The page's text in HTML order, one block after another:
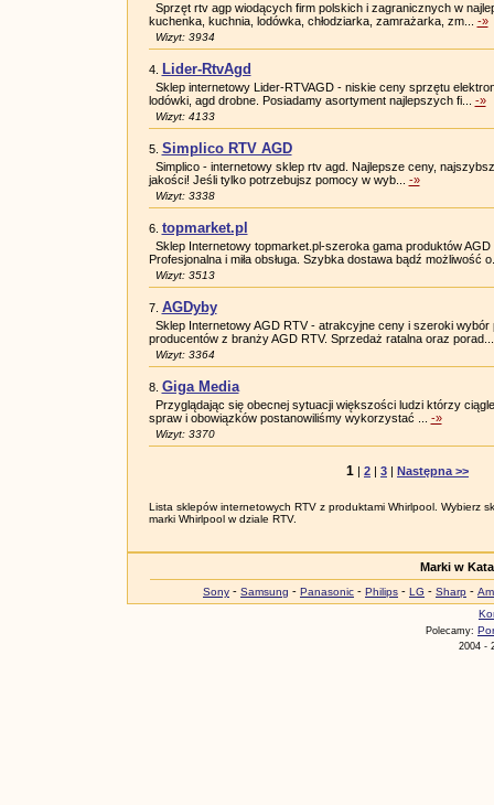
Sprzęt rtv agp wiodących firm polskich i zagranicznych w
kuchenka, kuchnia, lodówka, chłodziarka, zamrażarka, zm... -»
Wizyt: 3934
4. Lider-RtvAgd
Sklep internetowy Lider-RTVAGD - niskie ceny sprzętu
lodówki, agd drobne. Posiadamy asortyment najlepszych fi... -»
Wizyt: 4133
5. Simplico RTV AGD
Simplico - internetowy sklep rtv agd. Najlepsze ceny,
jakości! Jeśli tylko potrzebujsz pomocy w wyb... -»
Wizyt: 3338
6. topmarket.pl
Sklep Internetowy topmarket.pl-szeroka gama produktów
Profesjonalna i miła obsługa. Szybka dostawa bądź możliwość
Wizyt: 3513
7. AGDyby
Sklep Internetowy AGD RTV - atrakcyjne ceny i szeroki
producentów z branży AGD RTV. Sprzedaż ratalna oraz
Wizyt: 3364
8. Giga Media
Przyglądając się obecnej sytuacji większości ludzi którzy
spraw i obowiązków postanowiliśmy wykorzystać ... -»
Wizyt: 3370
1 | 2 | 3 | Następna >>
Lista sklepów internetowych RTV z produktami Whirlpool. Wybierz
marki Whirlpool w dziale RTV.
Marki w
Sony - Samsung - Panasonic - Philips - LG - Sharp -
Polecamy:
2004 -